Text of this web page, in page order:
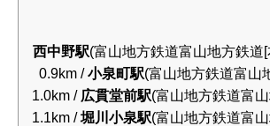
西中野駅(富山地方鉄道富山地方鉄道
0.9km /小泉町駅(富山地方鉄道富山
1.0km / 広貫堂前駅(富山地方鉄道富
1.1km /堀川小泉駅(富山地方鉄道富